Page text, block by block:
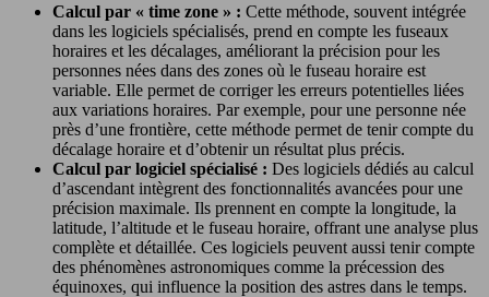
Calcul par « time zone » : Cette méthode, souvent intégrée
dans les logiciels spécialisés, prend en compte les fuseaux
horaires et les décalages, améliorant la précision pour les
personnes nées dans des zones où le fuseau horaire est
variable. Elle permet de corriger les erreurs potentielles liées
aux variations horaires. Par exemple, pour une personne née
près d’une frontière, cette méthode permet de tenir compte du
décalage horaire et d’obtenir un résultat plus précis.
Calcul par logiciel spécialisé : Des logiciels dédiés au calcul
d’ascendant intègrent des fonctionnalités avancées pour une
précision maximale. Ils prennent en compte la longitude, la
latitude, l’altitude et le fuseau horaire, offrant une analyse plus
complète et détaillée. Ces logiciels peuvent aussi tenir compte
des phénomènes astronomiques comme la précession des
équinoxes, qui influence la position des astres dans le temps.